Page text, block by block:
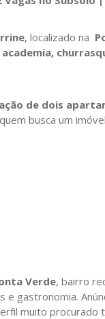
, localizado na
de dois
busca um
Verde, bairro
e gastronomia.
muito